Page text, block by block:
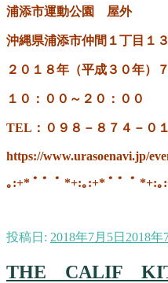
浦添市運動公園 屋外
沖縄県浦添市仲間１丁目１
２０１８年（平成３０年）
１０：００～２０：００
TEL：０９８－８７４－０
https://www.urasoenavi.jp/
｡:+* ﾟ ゜ﾟ *+:｡:+* ﾟ ゜ﾟ *+:
投稿日: 2018年7月5日 2018年
THE CALIF